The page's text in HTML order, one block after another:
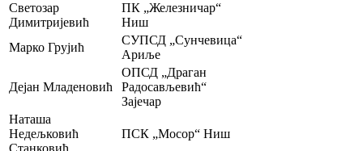
Светозар
Димитријевић
ПК „Железничар“
Ниш
Марко Грујић
СУПСД „Сунчевица“
Ариље
Дејан Младеновић
ОПСД „Драган
Радосављевић“
Зајечар
Наташа
Недељковић
ПСК „Мосор“ Ниш